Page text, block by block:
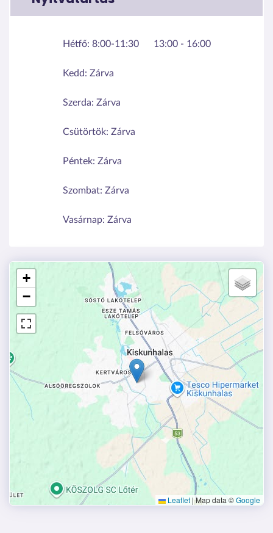
Hétfő: 8:00-11:30 13:00 - 16:00
Kedd: Zárva
Szerda: Zárva
Csütörtök: Zárva
Péntek: Zárva
Szombat: Zárva
Vasárnap: Zárva
+
−
Leaflet |Map data ©Google